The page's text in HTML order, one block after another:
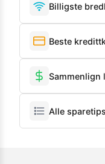
Billigste
Beste
Sammenlign
Alle sparetips